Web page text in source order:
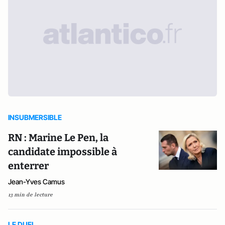
INSUBMERSIBLE
RN : Marine Le Pen, la
candidate impossible à
enterrer
Jean-Yves Camus
13 min de lecture